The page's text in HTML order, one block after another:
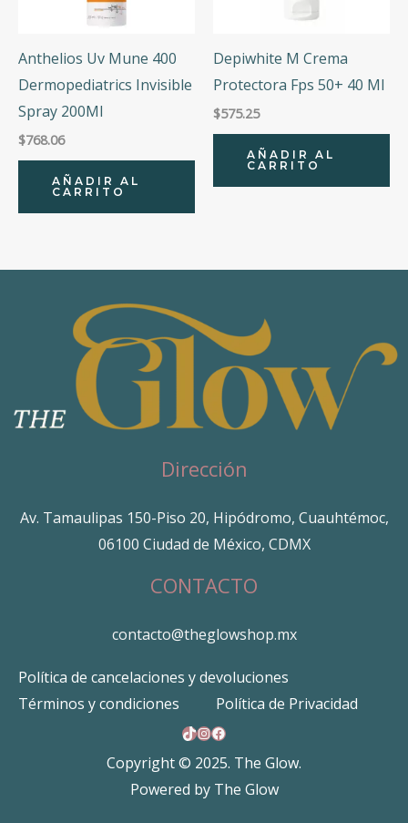
Anthelios Uv Mune 400
Dermopediatrics Invisible
Spray 200Ml
$768.06
AÑADIR AL
CARRITO
Depiwhite M Crema
Protectora Fps 50+ 40 Ml
$575.25
AÑADIR AL
CARRITO
Dirección
Av. Tamaulipas 150-Piso 20, Hipódromo, Cuauhtémoc,
06100 Ciudad de México, CDMX
CONTACTO
contacto@theglowshop.mx
Política de cancelaciones y devoluciones
Términos y condiciones
Política de Privacidad
TikTok
Instagram
Facebook
Copyright © 2025. The Glow.
Powered by The Glow